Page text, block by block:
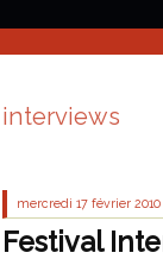
interviews
mercredi 17 février 2010
Festival